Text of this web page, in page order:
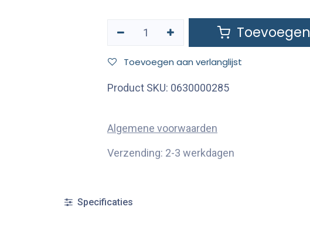
Toevoegen
Toevoegen aan verlanglijst
Product SKU: 0630000285
Algemene voorwaarden
Verzending: 2-3 werkdagen
Specificaties